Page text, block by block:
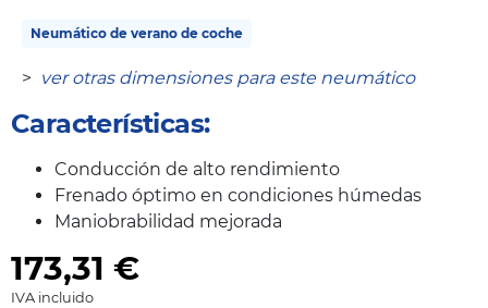
Neumático de verano de coche
> ver otras dimensiones para este neumático
Características:
Conducción de alto rendimiento
Frenado óptimo en condiciones húmedas
Maniobrabilidad mejorada
173,31 €
IVA incluido